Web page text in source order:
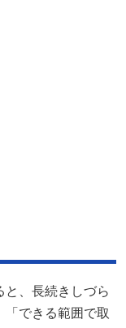
と、長続きしづら
「できる範囲で取